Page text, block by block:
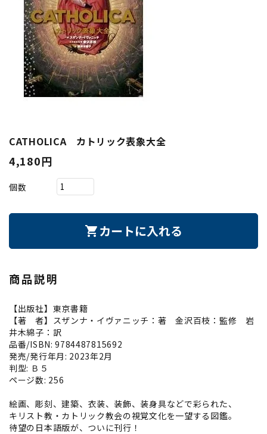
CATHOLICA カトリック表象大全
4,180円
個数
shopping_cart カートに入れる
商品説明
【出版社】東京書籍
【著 者】スザンナ・イヴァニッチ：著 金沢百枝：監修 岩
井木綿子：訳
品番/ISBN: 9784487815692
発売/発行年月: 2023年2月
判型: Ｂ５
ページ数: 256
絵画、彫刻、建築、衣装、装飾、装身具などで彩られた、
キリスト教・カトリック教会の視覚文化を一望する図鑑。
待望の日本語版が、ついに刊行！